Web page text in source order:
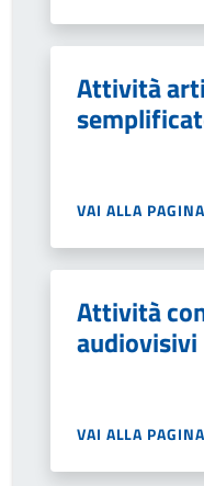
Attività
VAI ALLA PAGINA
Attività
audiovisivi
VAI ALLA PAGINA